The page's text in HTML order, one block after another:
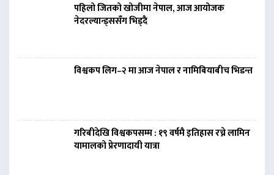
पहिलो जितको खोजीमा नेपाल, आज आयोजक
नेदरल्यान्ड्ससँग भिड्दै
विश्वकप लिग–२ मा आज नेपाल र नामिबियाबीच भिडन्त
गरिबीदेखि विश्वकपसम्म : १९ वर्षमै इतिहास रच्ने लामिन
यामालको प्रेरणादायी यात्रा